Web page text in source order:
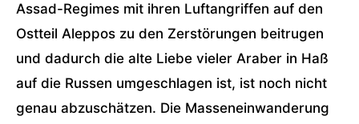
Assad-Regimes mit ihren Luftangriffen auf den
Ostteil Aleppos zu den Zerstörungen beitrugen
und dadurch die alte Liebe vieler Araber in Haß
auf die Russen umgeschlagen ist, ist noch nicht
genau abzuschätzen. Die Masseneinwanderung